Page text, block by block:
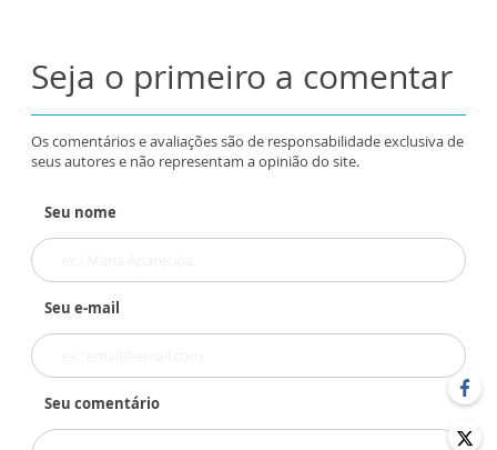
Seja o primeiro a comentar
Os comentários e avaliações são de responsabilidade exclusiva de
seus autores e não representam a opinião do site.
Seu nome
Seu e-mail
Seu comentário